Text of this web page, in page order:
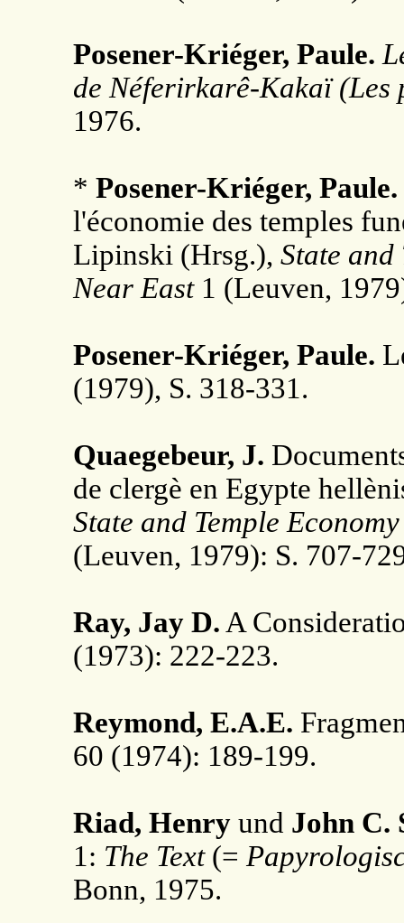
Posener-Kriéger, Paule.
de Néferirkarê-Kakaï (Les
1976.
* Posener-Kriéger, Paule.
l'économie des temples
Lipinski (Hrsg.), State and
Near East 1 (Leuven,
Posener-Kriéger, Paule.
(1979), S. 318-331.
Quaegebeur, J.
de clergè en Egypte
State and Temple
(Leuven, 1979): S. 707-
Ray, Jay D. A
(1973): 222-223.
Reymond, E.A.E.
60 (1974): 189-199.
Riad, Henryund John C.
1: The Text(=
Bonn, 1975.